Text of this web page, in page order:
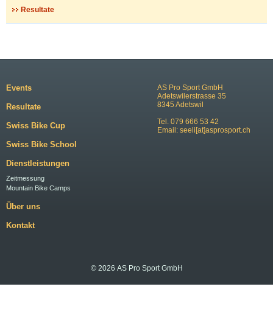
Resultate
AS Pro Sport GmbH
Adetswilerstrasse 35
8345 Adetswil
Tel. 079 666 53 42
Email: seeli[at]asprosport.ch
Events
Resultate
Swiss Bike Cup
Swiss Bike School
Dienstleistungen
Zeitmessung
Mountain Bike Camps
Über uns
Kontakt
© 2026 AS Pro Sport GmbH